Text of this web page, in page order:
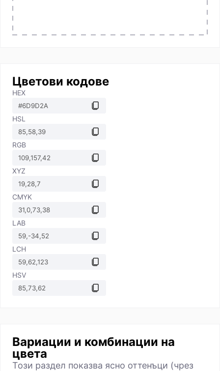
Цветови кодове
HEX
HSL
RGB
XYZ
CMYK
LAB
LCH
HSV
Вариации и комбинации на
цвета
Този раздел показва ясно оттенъци (чрез